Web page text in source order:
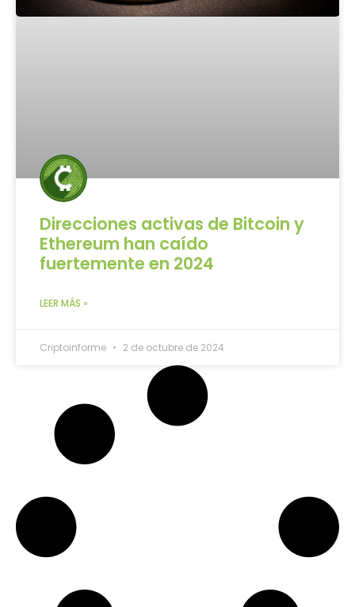
Direcciones activas de Bitcoin y
Ethereum han caído
fuertemente en 2024
LEER MÁS »
Criptoinforme 2 de octubre de 2024